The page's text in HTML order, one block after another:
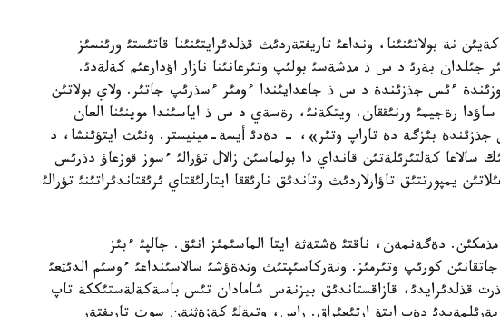
نة بولاتئنئنا، ونداعئ تاريفتةردئث قذلدئرايتئنئنا قاتئستئ ورئنسئز
بةرئ د س ذ مذشةسئ بولئپ وتئرعانئنا نازار اؤدارعئم كةلةدئ.
ءئس جذزئندة د س ذ جاعدايئندا ءومئر ءسذرئپ جاتئر. ولاي بولاتئن
رةجيمئ ورنئققان. ويتكةنئ، رةسةي د س ذ اياسئندا موينئنا العان
جذزئندة بئزگة دة تاراپ وتئر»، - دةدئ أيسة-مينيستر. ونئث ايتؤئنشا، د
كةلتئرئلةتئن قانداي دا بولماسئن زالال تؤرالئ ءسوز قوزعاؤ دذرئس
يمپورتتئق تاؤارلاردئث وتاندئق نارئققا ايتارلئقتاي ئرئقتاندئراتئنئ تؤرالئ
دةگةنمةن، ناقتئ ةشتةثة ايتا الماسئمئز انئق. جالپئ ءبئز
كورئپ وتئرمئز. ونةركاسئپتئث وثدةؤشئ سالاسئنداعئ ءوسئم الدئثعئ
قذلدئرايدئ، قازاقستاندئق بيزنةس شامادان تئس باسةكةلةستئككة تاپ